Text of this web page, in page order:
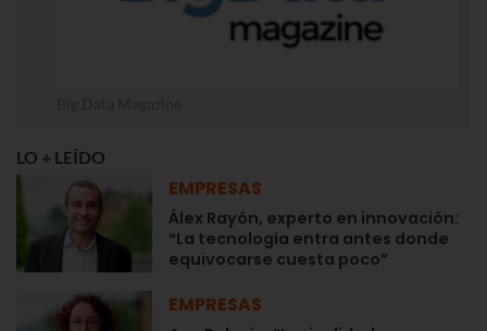
LO + LEÍDO
EMPRESAS
Álex Rayón, experto en innovación:
“La tecnología entra antes donde
equivocarse cuesta poco”
EMPRESAS